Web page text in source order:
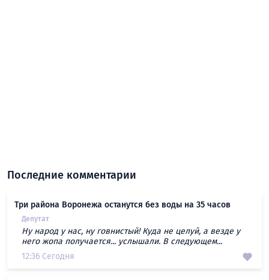
Последние комментарии
Три района Воронежа останутся без воды на 35 часов
Депутат
Ну народ у нас, ну говнистый! Куда не целуй, а везде у
него жопа получается... услышали. В следующем...
12:36 Сегодня